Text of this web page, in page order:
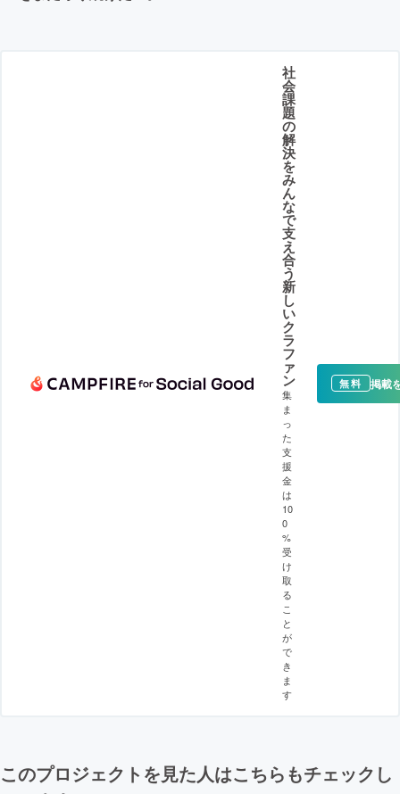
社
会
課
題
の
解
決
を
み
ん
な
で
支
え
合
う
新
し
い
ク
ラ
フ
ァ
ン
集
ま
っ
た
支
援
金
は
10
0
%
受
け
取
る
こ
と
が
で
き
ま
す
無料 掲載
このプロジェクトを見た人はこちらもチェックし